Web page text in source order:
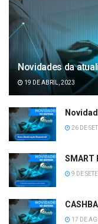
Novidades da
19 DE ABRIL, 2023
26 DE
SMART
9 DE
17 DE